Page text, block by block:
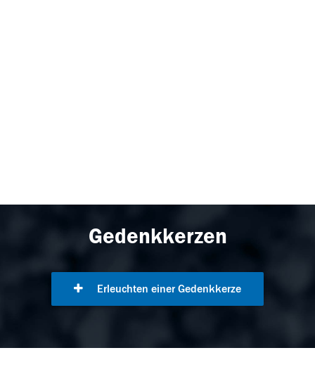
Gedenkkerzen
Erleuchten einer Gedenkkerze